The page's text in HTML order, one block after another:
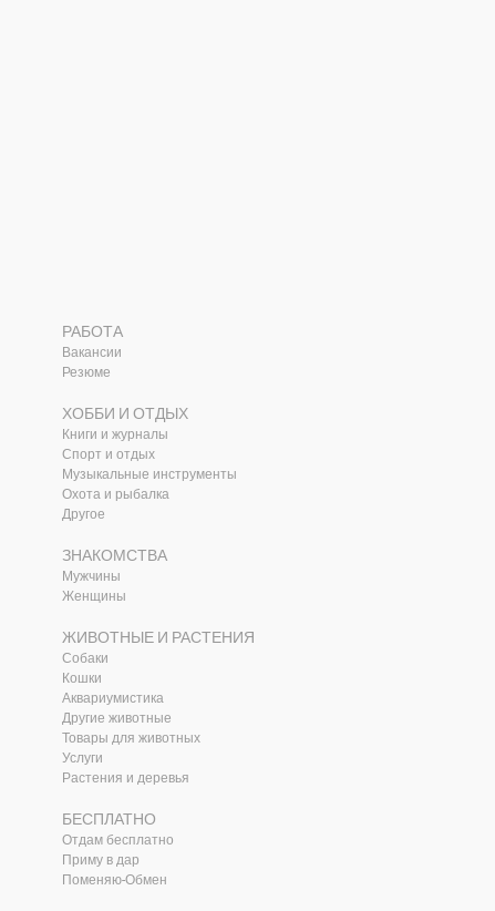
РАБОТА
Вакансии
Резюме
ХОББИ И ОТДЫХ
Книги и журналы
Спорт и отдых
Музыкальные инструменты
Охота и рыбалка
Другое
ЗНАКОМСТВА
Мужчины
Женщины
ЖИВОТНЫЕ И РАСТЕНИЯ
Собаки
Кошки
Аквариумистика
Другие животные
Товары для животных
Услуги
Растения и деревья
БЕСПЛАТНО
Отдам бесплатно
Приму в дар
Поменяю-Обмен